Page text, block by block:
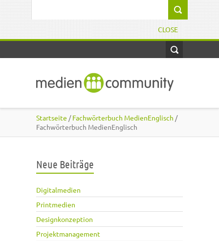
CLOSE
Startseite /Fachwörterbuch MedienEnglisch /
Fachwörterbuch MedienEnglisch
Neue Beiträge
Digitalmedien
Printmedien
Designkonzeption
Projektmanagement